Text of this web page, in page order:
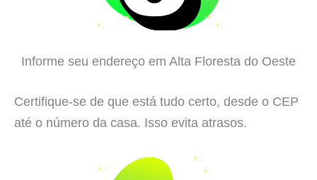
Informe seu endereço em Alta Floresta do Oeste
Certifique-se de que está tudo certo, desde o CEP
até o número da casa. Isso evita atrasos.